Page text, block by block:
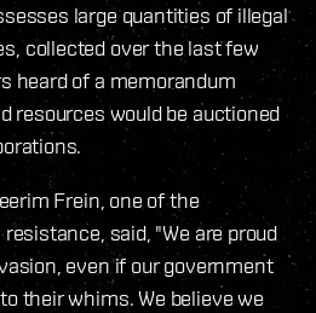
large quantities of illegal
collected over the last few
heard of a memorandum
resources would be auctioned
Frein, one of the
said, "We are proud
even if our government
their whims. We believe we